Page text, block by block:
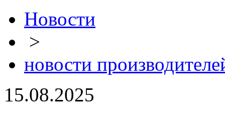
Новости
>
новости
15.08.2025